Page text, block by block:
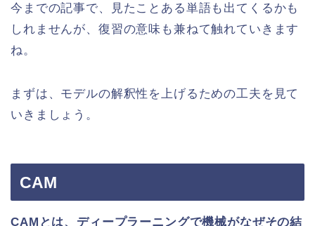
今までの記事で、見たことある単語も出てくるかも
しれませんが、復習の意味も兼ねて触れていきます
ね。
まずは、モデルの解釈性を上げるための工夫を見て
いきましょう。
CAM
CAM とは、ディープラーニングで機械がなぜその結